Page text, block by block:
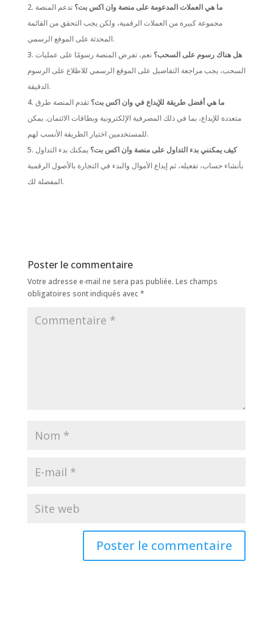
ما هي العملات المدعومة على منصة وان اكس بت؟ تدعم المنصة
مجموعة كبيرة من العملات الرقمية، ولكن يجب التحقق من القائمة
المحدثة على الموقع الرسمي.
هل هناك رسوم على السحب؟ نعم، تفرض المنصة رسومًا على عمليات
السحب، يجب مراجعة التفاصيل على الموقع الرسمي للاطلاع على الرسوم
الدقيقة.
ما هي أفضل طريقة للإيداع في وان اكس بت؟ تقدم المنصة طرق
متعددة للإيداع، بما في ذلك المصرفية الإلكترونية وبطاقات الائتمان. يمكن
للمستخدمين اختيار الطريقة الأنسب لهم.
كيف يمكنني بدء التداول على منصة وان اكس بت؟ يمكنك بدء التداول
بأنشاء حساب، تفعيله، ثم إيداع الأموال والبدء في التجارة بالأصول الرقمية
المفضلة لك.
Poster le commentaire
Votre adresse e-mail ne sera pas publiée. Les champs
obligatoires sont indiqués avec*